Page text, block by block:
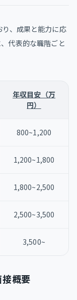
、成果と能力に応
代表的な職階ごと
年収目安（万
円）
800~1,200
1,200~1,800
1,800~2,500
2,500~3,500
3,500~
概要